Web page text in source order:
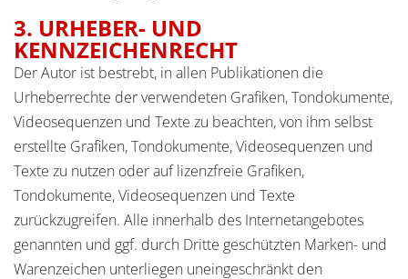
3. URHEBER- UND
KENNZEICHENRECHT
Der Autor ist bestrebt, in allen Publikationen die
Urheberrechte der verwendeten Grafiken, Tondokumente,
Videosequenzen und Texte zu beachten, von ihm selbst
erstellte Grafiken, Tondokumente, Videosequenzen und
Texte zu nutzen oder auf lizenzfreie Grafiken,
Tondokumente, Videosequenzen und Texte
zurückzugreifen. Alle innerhalb des Internetangebotes
genannten und ggf. durch Dritte geschützten Marken- und
Warenzeichen unterliegen uneingeschränkt den